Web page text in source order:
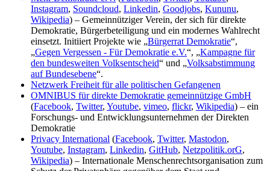
Instagram, Soundcloud, Linkedin, Goodjobs, Kununu,
Wikipedia) – Gemeinnütziger Verein, der sich für direkte
Demokratie, Bürgerbeteiligung und ein modernes Wahlrecht
einsetzt. Initiiert Projekte wie „Bürgerrat Demokratie“,
„Gegen Vergessen - Für Demokratie e.V.“, „Kampagne für
den bundesweiten Volksentscheid“ und „Volksabstimmung
auf Bundesebene“.
Netzwerk Freiheit für alle politischen Gefangenen
OMNIBUS für direkte Demokratie gemeinnützige GmbH
(Facebook, Twitter, Youtube, vimeo, flickr, Wikipedia) – ein
Forschungs- und Entwicklungsunternehmen der Direkten
Demokratie
Privacy International (Facebook, Twitter, Mastodon,
Youtube, Instagram, Linkedin, GitHub, Netzpolitik.orG,
Wikipedia) – Internationale Menschenrechtsorganisation zum